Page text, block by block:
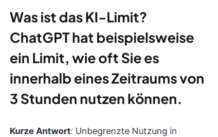
Was ist das KI-Limit?
ChatGPT hat beispielsweise
ein Limit, wie oft Sie es
innerhalb eines Zeitraums von
3 Stunden nutzen können.
Kurze Antwort: Unbegrenzte Nutzung in